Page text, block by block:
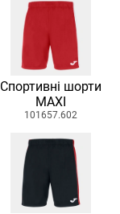
Спортивні шорти
MAXI
101657.602